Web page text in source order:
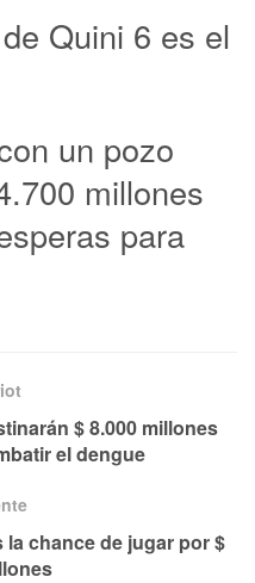
Quini 6 es el
un pozo
millones
para
$ 8.000 millones
el dengue
la chance de jugar por $